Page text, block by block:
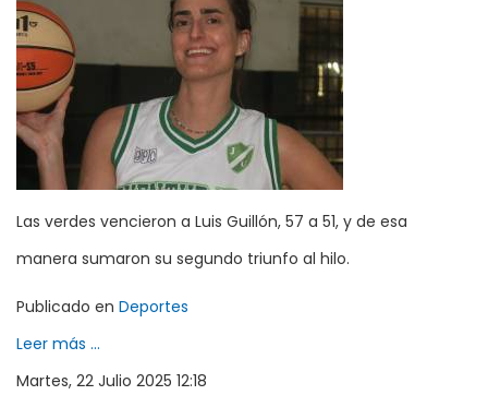
Las verdes vencieron a Luis Guillón, 57 a 51, y de esa
manera sumaron su segundo triunfo al hilo.
Publicado en Deportes
Leer más ...
Martes, 22 Julio 2025 12:18